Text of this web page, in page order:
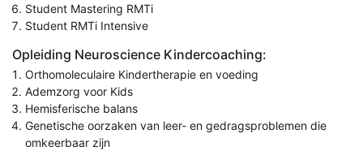
Student Mastering RMTi
Student RMTi Intensive
Opleiding Neuroscience Kindercoaching:
Orthomoleculaire Kindertherapie en voeding
Ademzorg voor Kids
Hemisferische balans
Genetische oorzaken van leer- en gedragsproblemen die
omkeerbaar zijn